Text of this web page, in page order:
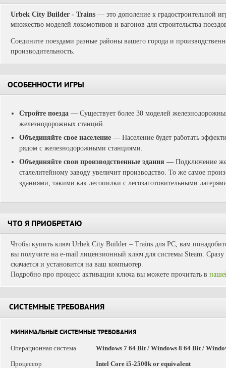
Urbek City Builder - Trains — это дополение к градостроительной
множество моделей локомотивов и вагонов для строительства
Соедините поездами разные районы вашего города и
производительность.
ОСОБЕННОСТИ ИГРЫ
Стройте поезда — Существует более 30 моделей
железнодорожных станций.
Объединяйте свое население — Население будет работать
рядом с железнодорожными станциями.
Объединяйте свои производственные здания — Подключение
сталелитейному заводу увеличит производство. То же самое
зданиями, такими как лесопилки с лесозаготовительными
ЧТО Я ПРИОБРЕТАЮ
Чтобы купить ключ Urbek City Builder – Trains для PC, вам
вы получите на e-mail лицензионный ключ для системы Steam. Сразу
скачается и установится на ваш компьютер.
Подробно про процесс активации ключа вы можете прочитать в
СИСТЕМНЫЕ ТРЕБОВАНИЯ
МИНИМАЛЬНЫЕ СИСТЕМНЫЕ ТРЕБОВАНИЯ
Операционная система
Windows 7 64 Bit / Windows 8 64 Bit /
Процессор Intel Core i5-2500k or equivalent